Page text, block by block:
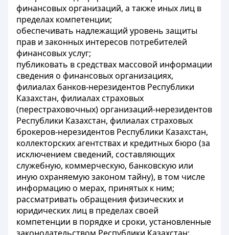
финансовых организаций, а также иных лиц в
пределах компетенции;
обеспечивать надлежащий уровень защиты
прав и законных интересов потребителей
финансовых услуг;
публиковать в средствах массовой информации
сведения о финансовых организациях,
филиалах банков-нерезидентов Республики
Казахстан, филиалах страховых
(перестраховочных) организаций-нерезидентов
Республики Казахстан, филиалах страховых
брокеров-нерезидентов Республики Казахстан,
коллекторских агентствах и кредитных бюро (за
исключением сведений, составляющих
служебную, коммерческую, банковскую или
иную охраняемую законом тайну), в том числе
информацию о мерах, принятых к ним;
рассматривать обращения физических и
юридических лиц в пределах своей
компетенции в порядке и сроки, установленные